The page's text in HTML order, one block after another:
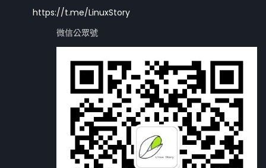
https://t.me/LinuxStory
微信公眾號